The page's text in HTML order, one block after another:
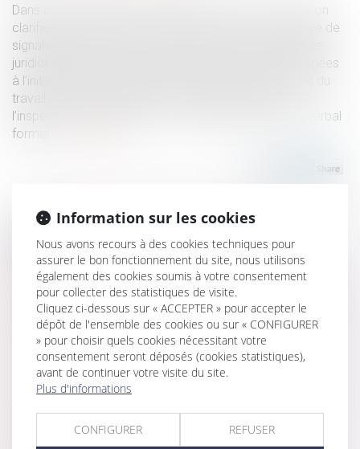
Dans un arrêt rendu le 20 mai 2025, la Cour de cassation
clarifie les pouvoirs de l’inspection du travail en matière de
signalement d’infractions. La question posée à la Haute
juridiction portait sur la régularité des poursuites engagées
à l’initiative du ministère public, à la suite d’un accident du
travail d’un salarié, après un simple signalement de
l’inspection du travail, et non sur la base d’un procès-verbal
formel...
Historique
Obligation de sécurité : quand la contradiction dans les
motifs coûte cher
Violences sexuelles envers les hommes : des agressions
subies surtout pendant l'enfance et l'adolescence
Vice caché : la prescription court à compter de la mise
en cause par le maître d’ouvrage
Clause de préciput : le prélèvement du conjoint survivant
n’est pas une opération de partage
Information sur les cookies
Nous avons recours à des cookies techniques pour
assurer le bon fonctionnement du site, nous utilisons
également des cookies soumis à votre consentement
pour collecter des statistiques de visite.
Cliquez ci-dessous sur « ACCEPTER » pour accepter le
dépôt de l'ensemble des cookies ou sur « CONFIGURER
» pour choisir quels cookies nécessitant votre
consentement seront déposés (cookies statistiques),
avant de continuer votre visite du site.
Plus d'informations
CONFIGURER REFUSER